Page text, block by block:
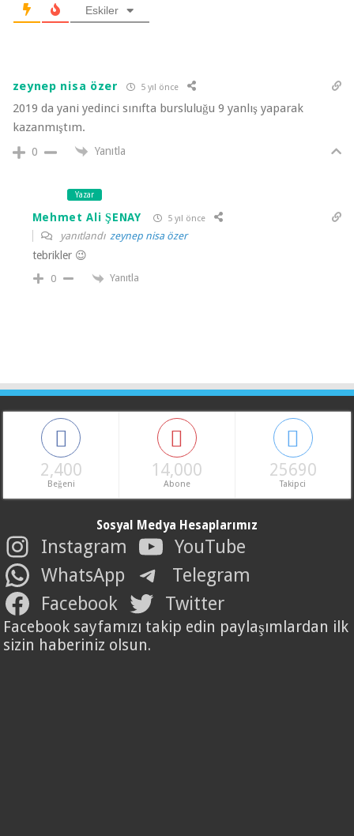
Eskiler
zeynep nisa özer 5 yıl önce
2019 da yani yedinci sınıfta bursluluğu 9 yanlış yaparak
kazanmıştım.
0 Yanıtla
Yazar
Mehmet Ali ŞENAY 5 yıl önce
yanıtlandı zeynep nisa özer
tebrikler 😉
0 Yanıtla
2,400
Beğeni
14,000
Abone
25690
Takipci
Sosyal Medya Hesaplarımız
Instagram
YouTube
WhatsApp
Telegram
Facebook
Twitter
Facebook sayfamızı takip edin paylaşımlardan ilk
sizin haberiniz olsun.